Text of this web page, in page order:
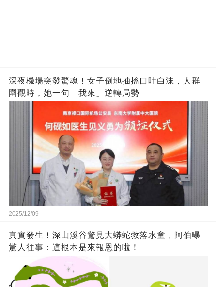
深夜機場突發驚魂！女子倒地抽搐口吐白沫，人群
圍觀時，她一句「我來」逆轉局勢
2025/12/09
真實發生！深山溪谷驚見大蟒蛇救落水童，阿伯曝
驚人往事：這根本是來報恩的啦！